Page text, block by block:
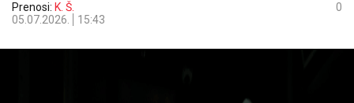
Prenosi: K. Š.
05.07.2026.
15:43
0